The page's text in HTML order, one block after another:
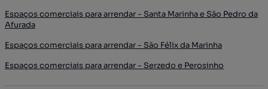
Espaços comerciais para arrendar - Santa Marinha e São Pedro da
Afurada
Espaços comerciais para arrendar - São Félix da Marinha
Espaços comerciais para arrendar - Serzedo e Perosinho